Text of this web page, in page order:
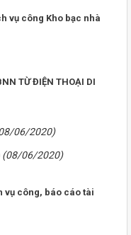
vụ công Kho bạc nhà
TỪ ĐIỆN THOẠI DI
06/2020)
(08/06/2020)
vụ công, báo cáo tài